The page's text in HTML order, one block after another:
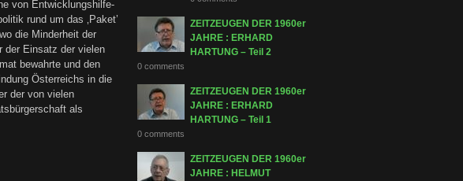
von Entwicklungshilfe-
rund um das ‚Paket’
die Minderheit der
der Einsatz der vielen
bewahrte und den
Österreichs in die
der von vielen
als
ZEITZEUGEN DER 1960er
JAHRE : ERHARD
HARTUNG – Teil 2
0 comments
ZEITZEUGEN DER 1960er
JAHRE : ERHARD
HARTUNG – Teil 1
0 comments
ZEITZEUGEN DER 1960er
JAHRE : HELMUT